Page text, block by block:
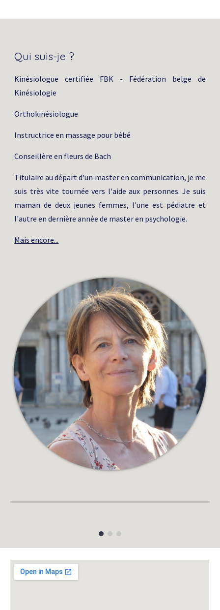
Qui suis-je ?
Kinésiologue certifiée FBK - Fédération belge de
Kinésiologie
Orthokinésiologue
Instructrice en massage pour bébé
Conseillère en fleurs de Bach
Titulaire au départ d'un master en communication, je me
suis très vite tournée vers l'aide aux personnes. Je suis
maman de deux jeunes femmes, l'une est pédiatre et
l'autre en dernière année de master en psychologie.
Mais encore...